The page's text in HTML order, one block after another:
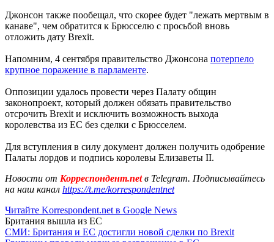
Джонсон также пообещал, что скорее будет "лежать мертвым в
канаве", чем обратится к Брюсселю с просьбой вновь
отложить дату Brexit.
Напомним, 4 сентября правительство Джонсона потерпело
крупное поражение в парламенте.
Оппозиции удалось провести через Палату общин
законопроект, который должен обязать правительство
отсрочить Brexit и исключить возможность выхода
королевства из ЕС без сделки с Брюсселем.
Для вступления в силу документ должен получить одобрение
Палаты лордов и подпись королевы Елизаветы II.
Новости от Корреспондент.netв Telegram. Подписывайтесь
на наш канал https://t.me/korrespondentnet
Читайте Korrespondent.net в Google News
Британия вышла из ЕС
СМИ: Британия и ЕС достигли новой сделки по Brexit